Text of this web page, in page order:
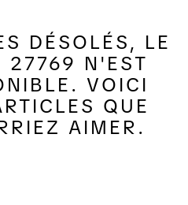
DÉSOLÉS, LE
27769 N'EST
VOICI
QUE
AIMER.